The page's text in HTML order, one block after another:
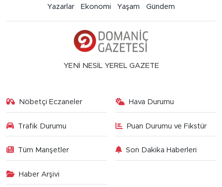
Yazarlar Ekonomi Yaşam Gündem
YENİ NESİL YEREL GAZETE
Nöbetçi Eczaneler Hava Durumu
Trafik Durumu Puan Durumu ve Fikstür
Tüm Manşetler Son Dakika Haberleri
Haber Arşivi